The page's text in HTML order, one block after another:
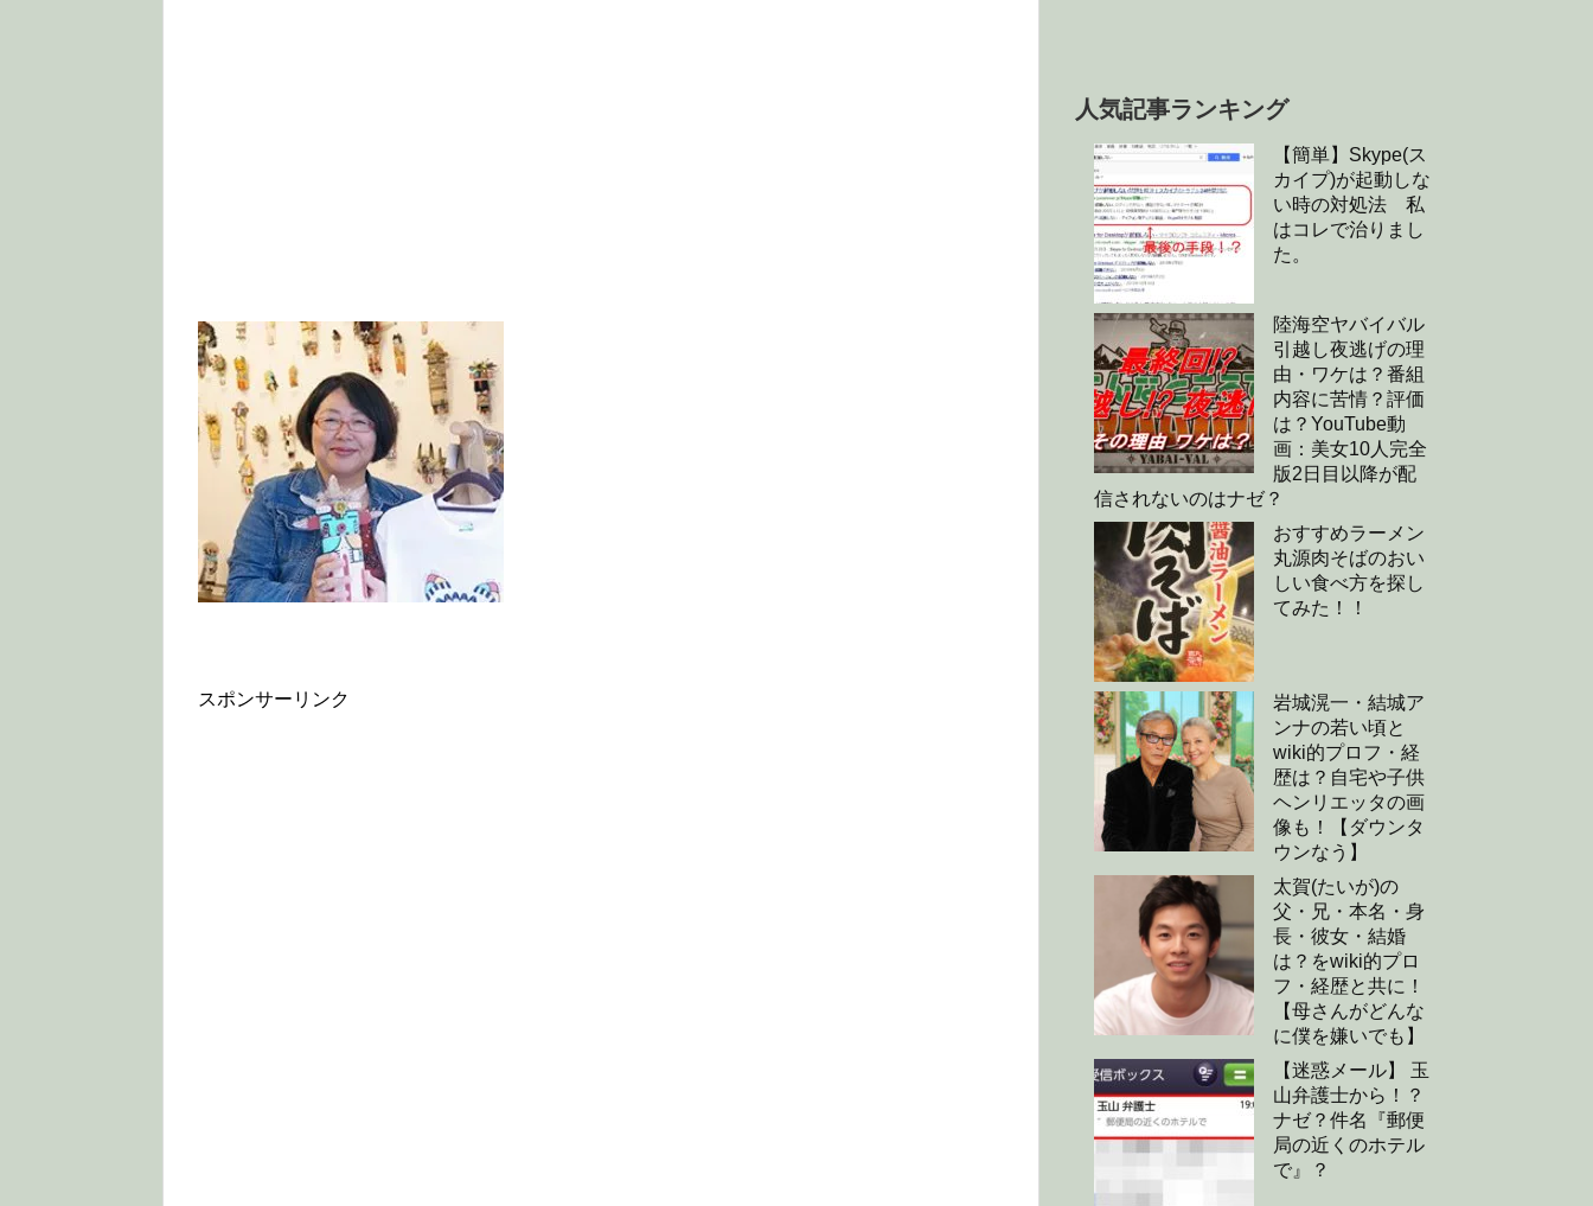
スポンサーリンク
人気記事ランキング
【簡単】Skype(ス
カイプ)が起動しな
い時の対処法 私
はコレで治りまし
た。
陸海空ヤバイバル
引越し夜逃げの理
由・ワケは？番組
内容に苦情？評価
は？YouTube動
画：美女10人完全
版2日目以降が配
信されないのはナゼ？
おすすめラーメン
丸源肉そばのおい
しい食べ方を探し
てみた！！
岩城滉一・結城ア
ンナの若い頃と
wiki的プロフ・経
歴は？自宅や子供
ヘンリエッタの画
像も！【ダウンタ
ウンなう】
太賀(たいが)の
父・兄・本名・身
長・彼女・結婚
は？をwiki的プロ
フ・経歴と共に！
【母さんがどんな
に僕を嫌いでも】
【迷惑メール】 玉
山弁護士から！？
ナゼ？件名『郵便
局の近くのホテル
で』？